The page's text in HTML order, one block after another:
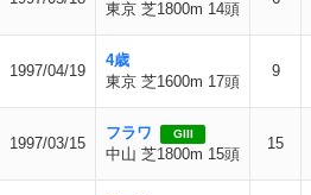
東京 芝1800m 14頭
1997/04/19
4歳
東京 芝1600m 17頭
9
1997/03/15
フラワ GIII
中山 芝1800m 15頭
15